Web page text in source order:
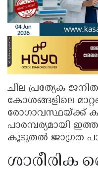
ചില പ്രത്യേക
കോശങ്ങളിലെ
രോഗാവസ്ഥയ്ക്ക്
പാരമ്പര്യമായി
കൂടുതൽ ജാഗ്രത